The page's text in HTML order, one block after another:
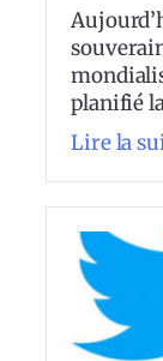
planifié
Lire la